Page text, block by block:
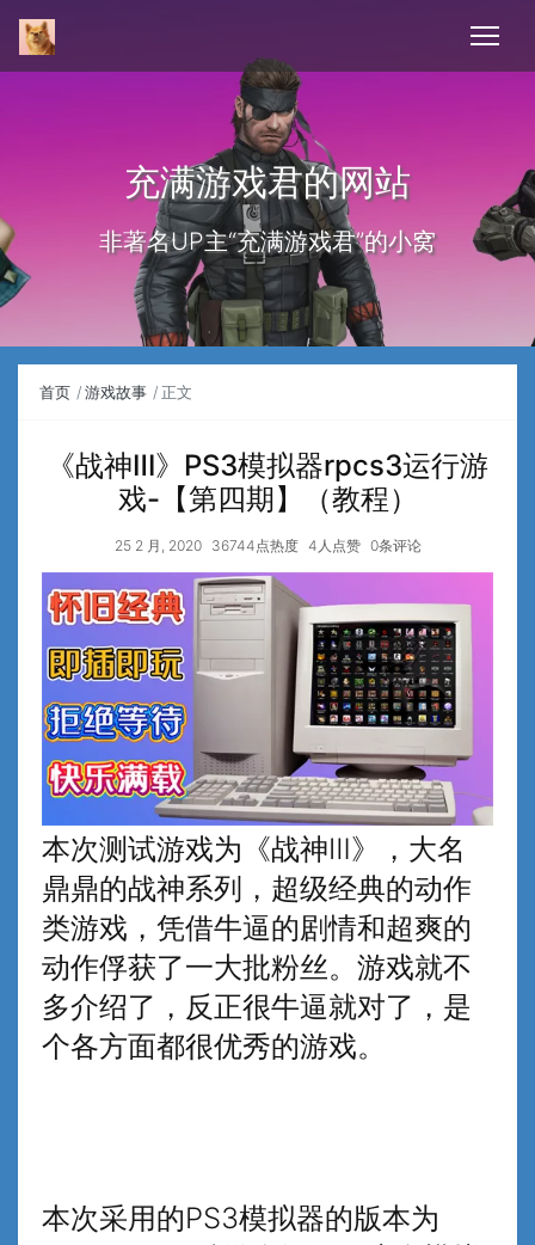
充满游戏君的网站
非著名UP主“充满游戏君”的小窝
首页 游戏故事 正文
《战神Ⅲ》PS3模拟器rpcs3运行游
戏-【第四期】（教程）
25 2 月, 2020 36744点热度 4人点赞 0条评论
本次测试游戏为《战神Ⅲ》，大名
鼎鼎的战神系列，超级经典的动作
类游戏，凭借牛逼的剧情和超爽的
动作俘获了一大批粉丝。游戏就不
多介绍了，反正很牛逼就对了，是
个各方面都很优秀的游戏。
本次采用的PS3模拟器的版本为